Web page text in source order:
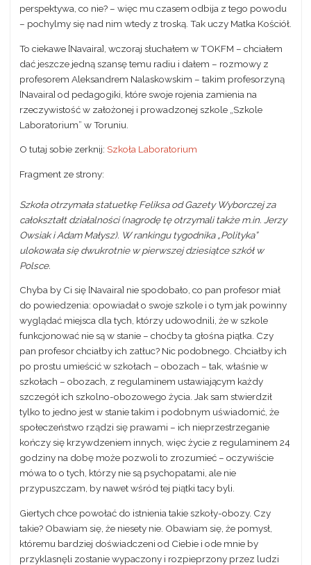
perspektywa, co nie? – więc mu czasem odbija z tego powodu
– pochylmy się nad nim wtedy z troską. Tak uczy Matka Kościół.
To ciekawe [Navaira], wczoraj słuchałem w TOKFM – chciałem
dać jeszcze jedną szansę temu radiu i dałem – rozmowy z
profesorem Aleksandrem Nalaskowskim – takim profesorzyną
[Navaira] od pedagogiki, które swoje rojenia zamienia na
rzeczywistość w założonej i prowadzonej szkole „Szkole
Laboratorium” w Toruniu.
O tutaj sobie zerknij: Szkoła Laboratorium
Fragment ze strony:
Szkoła otrzymała statuetkę Feliksa od Gazety Wyborczej za
całokształt działalności (nagrodę tę otrzymali także m.in. Jerzy
Owsiak i Adam Małysz). W rankingu tygodnika „Polityka”
ulokowała się dwukrotnie w pierwszej dziesiątce szkół w
Polsce.
Chyba by Ci się [Navaira] nie spodobało, co pan profesor miał
do powiedzenia: opowiadał o swoje szkole i o tym jak powinny
wyglądać miejsca dla tych, którzy udowodnili, że w szkole
funkcjonować nie są w stanie – choćby ta głośna piątka. Czy
pan profesor chciałby ich zatłuc? Nic podobnego. Chciałby ich
po prostu umieścić w szkołach – obozach – tak, właśnie w
szkołach – obozach, z regulaminem ustawiającym każdy
szczegół ich szkolno-obozowego życia. Jak sam stwierdził
tylko to jedno jest w stanie takim i podobnym uświadomić, że
społeczeństwo rządzi się prawami – ich nieprzestrzeganie
kończy się krzywdzeniem innych, więc życie z regulaminem 24
godziny na dobę może pozwoli to zrozumieć – oczywiście
mówa to o tych, którzy nie są psychopatami, ale nie
przypuszczam, by nawet wśród tej piątki tacy byli.
Giertych chce powołać do istnienia takie szkoły-obozy. Czy
takie? Obawiam się, że niesety nie. Obawiam się, że pomysł,
któremu bardziej doświadczeni od Ciebie i ode mnie by
przyklasnęli zostanie wypaczony i rozpieprzony przez ludzi